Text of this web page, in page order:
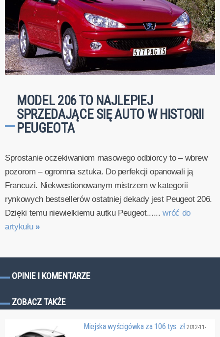
MODEL 206 TO NAJLEPIEJ
SPRZEDAJĄCE SIĘ AUTO W HISTORII
PEUGEOTA
Sprostanie oczekiwaniom masowego odbiorcy to – wbrew
pozorom – ogromna sztuka. Do perfekcji opanowali ją
Francuzi. Niekwestionowanym mistrzem w kategorii
rynkowych bestsellerów ostatniej dekady jest Peugeot 206.
Dzięki temu niewielkiemu autku Peugeot......wróć do
artykułu »
OPINIE I KOMENTARZE
ZOBACZ TAKŻE
Miejska wyścigówka za 106 tys. zł2012-11-